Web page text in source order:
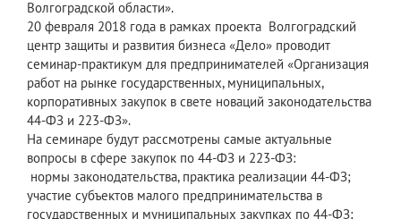
Волгоградской области».
20 февраля 2018 года в рамках проекта Волгоградский
центр защиты и развития бизнеса «Дело» проводит
семинар-практикум для предпринимателей «Организация
работ на рынке государственных, муниципальных,
корпоративных закупок в свете новаций законодательства
44-ФЗ и 223-ФЗ».
На семинаре будут рассмотрены самые актуальные
вопросы в сфере закупок по 44-ФЗ и 223-ФЗ:
нормы законодательства, практика реализации 44-ФЗ;
участие субъектов малого предпринимательства в
государственных и муниципальных закупках по 44-ФЗ;